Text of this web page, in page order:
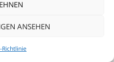
ANSEHEN
Richtlinie